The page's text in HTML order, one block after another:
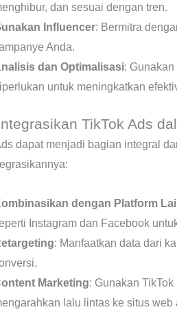
dan sesuai dengan tren.
Influencer: Bermitra
Anda.
dan Optimalisasi:
untuk meningkatkan
TikTok Ads
dapat menjadi bagian integral
dengan Platform
Instagram dan Facebook
: Manfaatkan data dari
Marketing: Gunakan
lalu lintas ke situs web